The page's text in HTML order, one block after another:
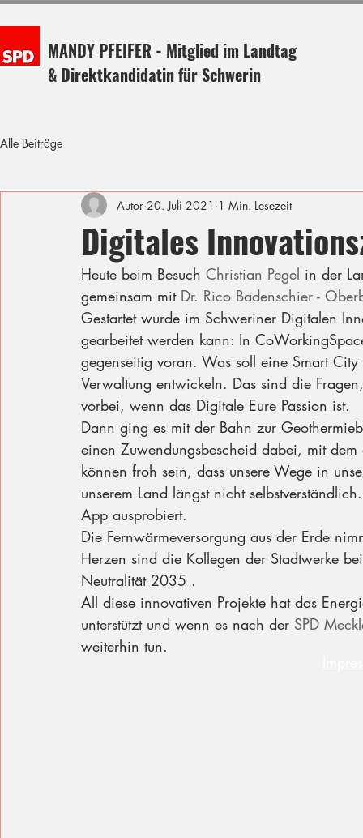
MANDY PFEIFER - Mitglied im Landtag
& Direktkandidatin für Schwerin
Alle Beiträge
Digitales
Autor 20. Juli 2021 1 Min. Lesezeit
Heute beim Besuch Christian Pegel in der
gemeinsam mit Dr. Rico Badenschier -
Gestartet wurde im Schweriner Digitalen
gearbeitet werden kann: In
gegenseitig voran. Was soll eine Smart
Verwaltung entwickeln. Das sind die
vorbei, wenn das Digitale Eure Passion ist.
Dann ging es mit der Bahn zur
einen Zuwendungsbescheid dabei, mit
können froh sein, dass unsere Wege in
unserem Land längst nicht
App ausprobiert.
Die Fernwärmeversorgung aus der Erde
Herzen sind die Kollegen der Stadtwerke
Neutralität 2035 .
All diese innovativen Projekte hat das
unterstützt und wenn es nach der SPD
weiterhin tun.